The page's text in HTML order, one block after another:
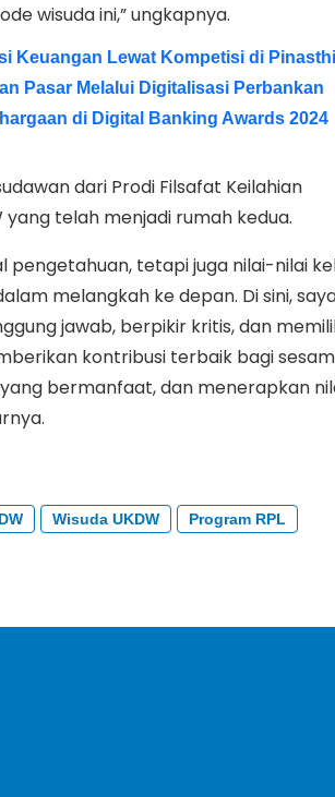
wisuda ini,” ungkapnya.
Keuangan Lewat Kompetisi di
Pasar Melalui Digitalisasi Perbankan
di Digital Banking Awards 2024
dari Prodi Filsafat Keilahian
telah menjadi rumah kedua.
pengetahuan, tetapi juga nilai-nilai
melangkah ke depan. Di sini,
jawab, berpikir kritis, dan
kontribusi terbaik bagi
bermanfaat, dan menerapkan
Wisuda UKDW
Program RPL